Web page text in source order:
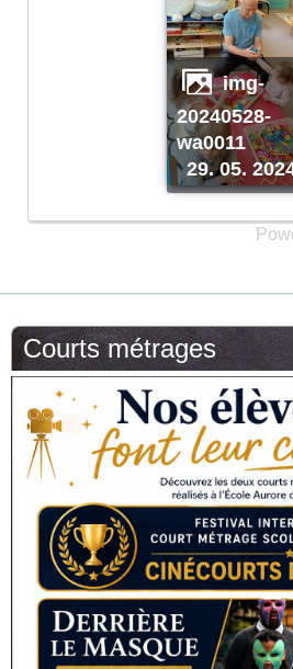
img-
20240528-
wa0011
29. 05.
Courts métrages